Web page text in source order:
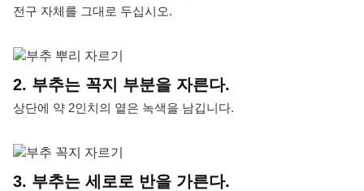
전구 자체를 그대로 두십시오.
2. 부추는 꼭지 부분을 자른다.
상단에 약 2인치의 옅은 녹색을 남깁니다.
3. 부추는 세로로 반을 가른다.